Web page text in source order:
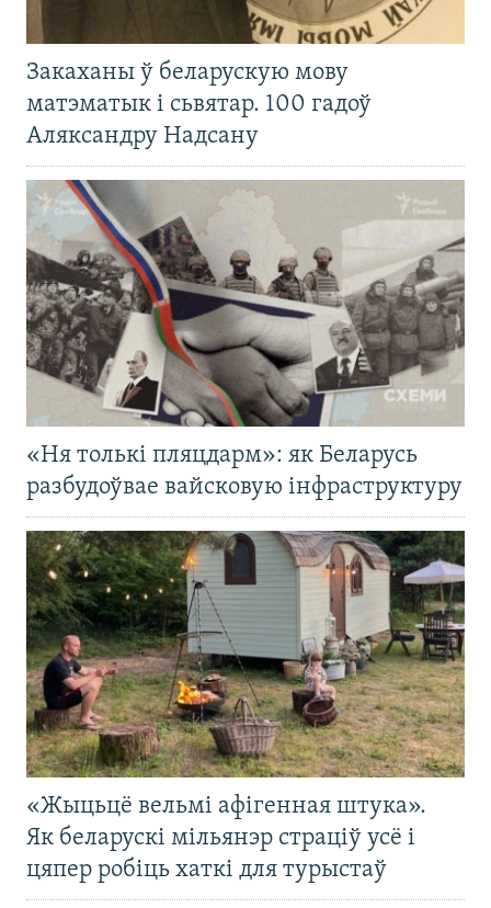
Закаханы ў беларускую мову
матэматык і сьвятар. 100 гадоў
Аляксандру Надсану
«Ня толькі пляцдарм»: як Беларусь
разбудоўвае вайсковую інфраструктуру
«Жыцьцё вельмі афігенная штука».
Як беларускі мільянэр страціў усё і
цяпер робіць хаткі для турыстаў